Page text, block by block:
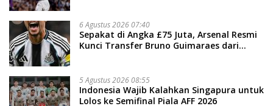
6 Agustus 2026 07:40
Sepakat di Angka £75 Juta, Arsenal Resmi
Kunci Transfer Bruno Guimaraes dari
5 Agustus 2026 08:55
Indonesia Wajib Kalahkan Singapura untuk
Lolos ke Semifinal Piala AFF 2026